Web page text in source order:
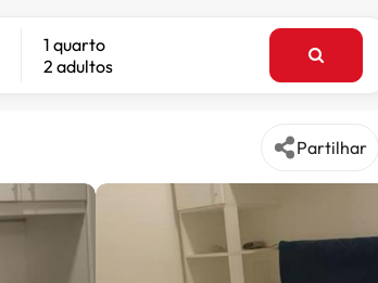
1 quarto
2 adultos
Partilhar